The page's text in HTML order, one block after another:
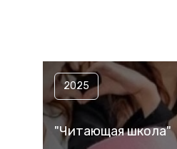
2025
"Читающая школа"